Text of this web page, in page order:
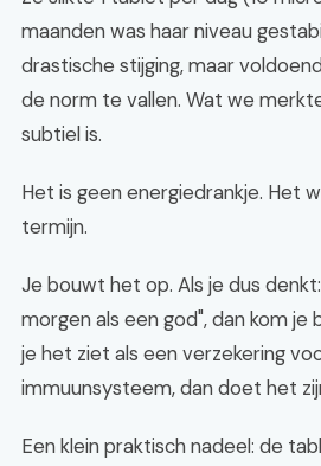
maanden was haar niveau
drastische stijging, maar
de norm te vallen. Wat we
subtiel is.
Het is geen energiedrankje. Het
termijn.
Je bouwt het op. Als je dus
morgen als een god", dan kom je
je het ziet als een verzekering
immuunsysteem, dan doet het
Een klein praktisch nadeel: de